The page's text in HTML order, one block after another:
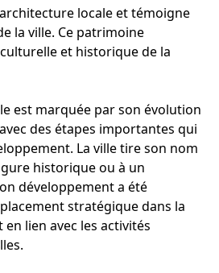
locale et témoigne
la ville. Ce patrimoine
et historique de la
est marquée par son évolution
des étapes importantes qui
La ville tire son nom
historique ou à un
développement a été
stratégique dans la
lien avec les activités